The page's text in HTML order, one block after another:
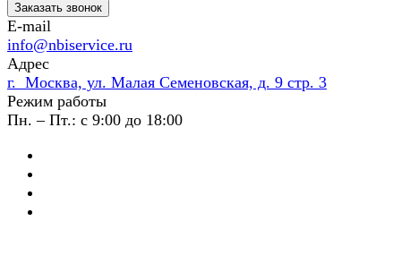
Заказать звонок
E-mail
info@nbiservice.ru
Адрес
г. Москва, ул. Малая Семеновская, д. 9 стр. 3
Режим работы
Пн. – Пт.: с 9:00 до 18:00